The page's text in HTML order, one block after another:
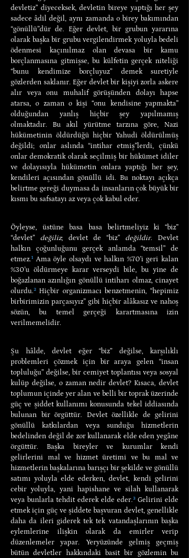
devletiz” diyeceksek, devletin bireye yaptığı her şey
sadece âdil değil, aynı zamanda o birey bakımından
“gönüllü”dür de. Eğer devlet, bir grubun yararına
olarak başka bir grubu vergilendirmek yoluyla bedeli
ödenmesi kaçınılmaz olan devasa bir kamu
borçlanmasına gitmişse, bu külfetin gerçek niteliği
“bunu kendimize borçluyuz” demek suretiyle
gözlerden saklanır. Eğer devlet bir kişiyi zorla askere
alır veya onu muhalif görüşünden dolayı hapse
atarsa, o zaman o kişi “onu kendisine yapmakta”
olduğundan yanlış hiçbir şey yapılmamış
olmaktadır. Bu akıl yürütme tarzına göre, Nazi
hükümetinin öldürdüğü hiçbir Yahudi öldürülmüş
değildi; onlar aslında “intihar etmiş”lerdi, çünkü
onlar demokratik olarak seçilmiş bir hükümet idiler
ve dolayısıyla hükümetin onlara yaptığı her şey,
kendileri açısından gönüllü idi. Bu noktayı açıkça
belirtme gereği duymasa da insanların çok büyük bir
kısmı bu safsatayı az veya çok kabul eder.
Öyleyse, üstüne basa basa belirtmeliyiz ki “biz”
“devlet’’ değiliz; devlet de “biz” değildir. Devlet
halkın çoğunluğunu gerçek anlamda “temsil” de
etmez.¹ Ama öyle olsaydı ve halkın %70’i geri kalan
%30’u öldürmeye karar verseydi bile, bu yine de
boğazlanan azınlığın gönüllü intiharı olmaz, cinayet
olurdu.² Hiçbir organizmacı benzetmenin, “hepimiz
birbirimizin parçasıyız” gibi hiçbir alâkasız ve nahoş
sözün, bu temel gerçeği karartmasına izin
verilmemelidir.
Şu hâlde, devlet eğer “biz” değilse, karşılıklı
problemleri çözmek için bir araya gelen “insan
topluluğu” değilse, bir cemiyet toplantısı veya sosyal
kulüp değilse, o zaman nedir devlet? Kısaca, devlet
toplumun içinde yer alan ve belli bir toprak üzerinde
güç ve şiddet kullanımı konusunda tekel iddiasında
bulunan bir örgüttür. Devlet özellikle de gelirini
gönüllü katkılardan veya sunduğu hizmetlerin
bedelinden değil de zor kullanarak elde eden yegâne
örgüttür. Başka bireyler ve kurumlar kendi
gelirlerini mal ve hizmet üretimi ve bu mal ve
hizmetlerin başkalarına barışçı bir şekilde ve gönüllü
satımı yoluyla elde ederken, devlet, kendi gelirini
cebir yoluyla, yani hapishane ve silah kullanarak
veya bunlarla tehdit ederek elde eder.³ Gelirini elde
etmek için güç ve şiddete başvuran devlet, genellikle
daha da ileri giderek tek tek vatandaşlarının başka
eylemlerine ilişkin olarak da emirler verip
düzenlemeler yapar. Yeryüzünde gelmiş geçmiş
bütün devletler hakkındaki basit bir gözlemin bu